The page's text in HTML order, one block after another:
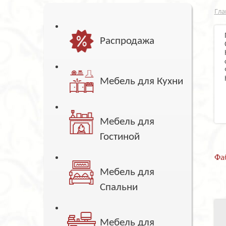
Распродажа
Мебель для Кухни
Мебель для
Гостиной
Мебель для
Спальни
Мебель для